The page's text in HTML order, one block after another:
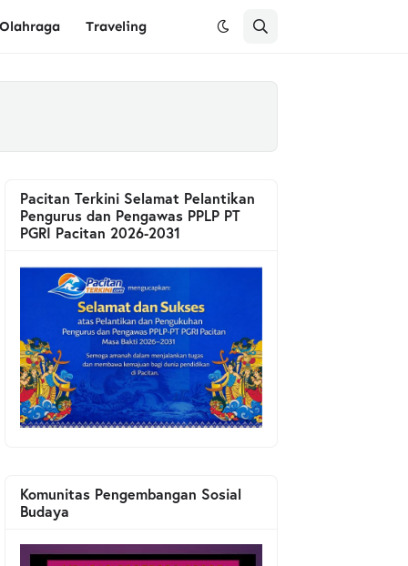
Olahraga Traveling
Pacitan Terkini Selamat Pelantikan
Pengurus dan Pengawas PPLP PT
PGRI Pacitan 2026-2031
Komunitas Pengembangan Sosial
Budaya